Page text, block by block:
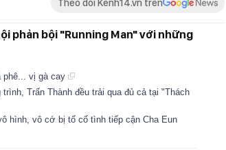
phản bội "Running Man" với những
phê... vị gà cay
Trấn Thành đều trải qua đủ cả tại "Thách
hình, vô cớ bị tố cố tình tiếp cận Cha Eun